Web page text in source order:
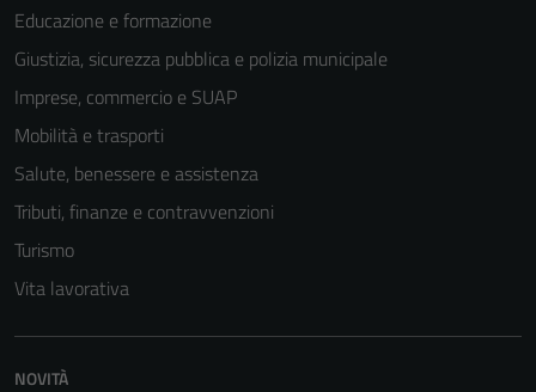
Educazione e formazione
Giustizia, sicurezza pubblica e polizia municipale
Imprese, commercio e SUAP
Mobilità e trasporti
Salute, benessere e assistenza
Tributi, finanze e contravvenzioni
Turismo
Vita lavorativa
NOVITÀ
sono necessari
personali.